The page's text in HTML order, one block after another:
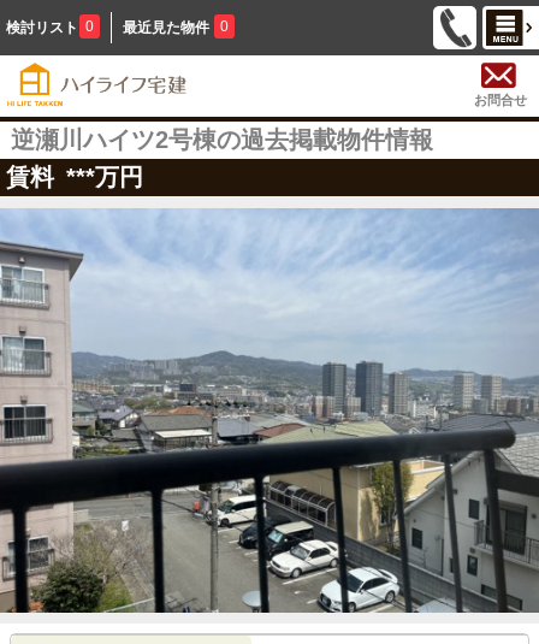
検討リスト 0 最近見た物件 0
お問合せ
逆瀬川ハイツ2号棟の過去掲載物件情報
賃料 ***万円